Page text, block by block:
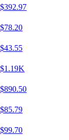
$392.97
$78.20
$43.55
$1.19K
$890.50
$85.79
$99.70